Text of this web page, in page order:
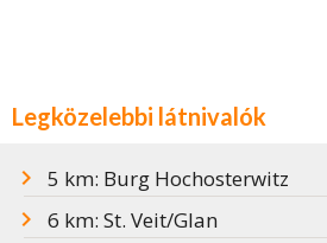
Legközelebbi látnivalók
5 km: Burg Hochosterwitz
6 km: St. Veit/Glan